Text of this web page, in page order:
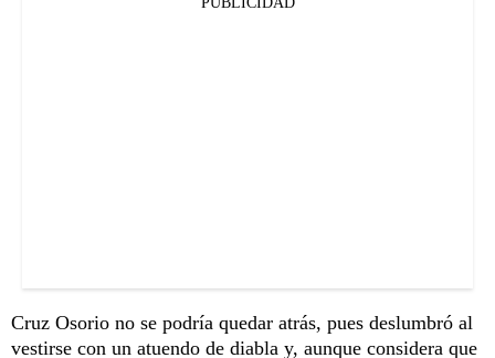
Cruz Osorio no se podría quedar atrás, pues deslumbró al
vestirse con un atuendo de diabla y, aunque considera que